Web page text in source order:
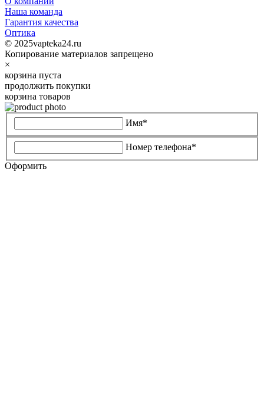
Наша команда
Гарантия качества
Оптика
© 2025vapteka24.ru
Копирование материалов запрещено
×
корзина пуста
продолжить покупки
корзина товаров
Имя*
Номер телефона*
Оформить